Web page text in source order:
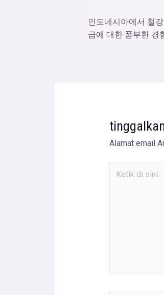
인도네시아에서 철
급에 대한 풍부한 경
Alamat email